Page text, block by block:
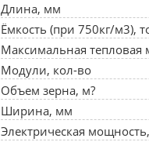
Длина, мм
Ёмкость (при 750кг/м3),
Максимальная тепловая
Модули, кол-во
Объем зерна, м?
Ширина, мм
Электрическая